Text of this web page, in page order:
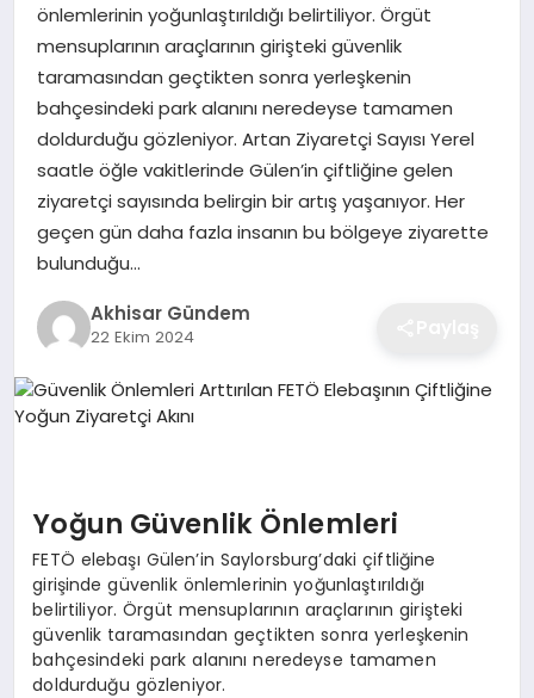
önlemlerinin yoğunlaştırıldığı belirtiliyor. Örgüt
mensuplarının araçlarının girişteki güvenlik
taramasından geçtikten sonra yerleşkenin
bahçesindeki park alanını neredeyse tamamen
doldurduğu gözleniyor. Artan Ziyaretçi Sayısı Yerel
saatle öğle vakitlerinde Gülen’in çiftliğine gelen
ziyaretçi sayısında belirgin bir artış yaşanıyor. Her
geçen gün daha fazla insanın bu bölgeye ziyarette
bulunduğu…
Akhisar Gündem
22 Ekim 2024
Yoğun Güvenlik Önlemleri
FETÖ elebaşı Gülen’in Saylorsburg’daki çiftliğine
girişinde güvenlik önlemlerinin yoğunlaştırıldığı
belirtiliyor. Örgüt mensuplarının araçlarının girişteki
güvenlik taramasından geçtikten sonra yerleşkenin
bahçesindeki park alanını neredeyse tamamen
doldurduğu gözleniyor.